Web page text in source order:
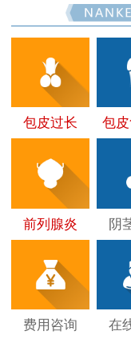
包皮过长 包
前列腺炎 阴
费用咨询 在